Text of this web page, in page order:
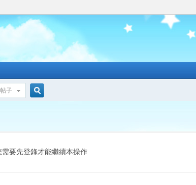
帖子
索
需要先登錄才能繼續本操作